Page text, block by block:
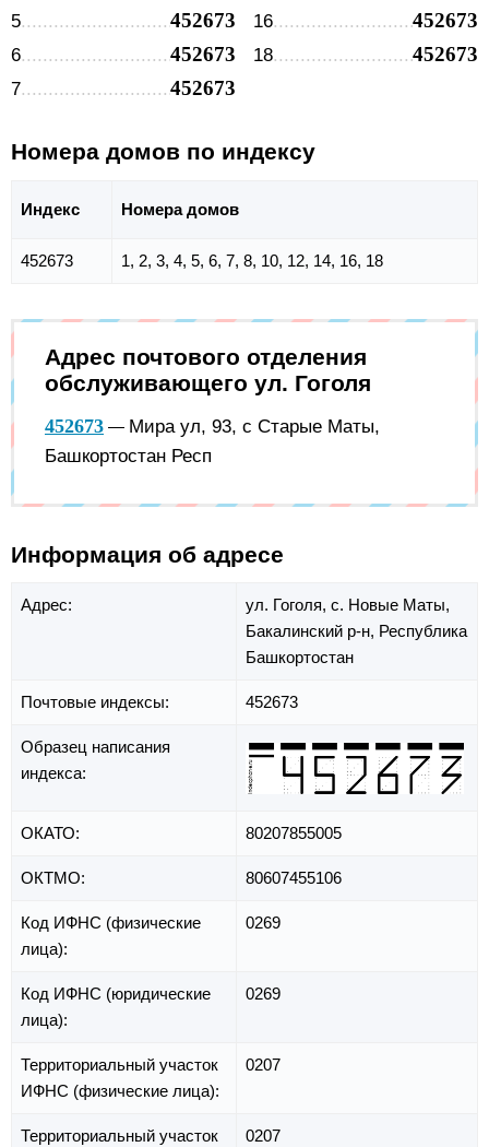
5 452673
6 452673
7 452673
16 452673
18 452673
Номера домов по индексу
Индекс Номера домов
452673 1, 2, 3, 4, 5, 6, 7, 8, 10, 12, 14, 16, 18
Адрес почтового отделения
обслуживающего ул. Гоголя
452673 — Мира ул, 93, с Старые Маты,
Башкортостан Респ
Информация об адресе
Адрес: ул. Гоголя, с. Новые Маты,
Бакалинский р-н, Республика
Башкортостан
Почтовые индексы: 452673
Образец написания
индекса:
ОКАТО: 80207855005
ОКТМО: 80607455106
Код ИФНС (физические
лица):
0269
Код ИФНС (юридические
лица):
0269
Территориальный участок
ИФНС (физические лица):
0207
Территориальный участок
0207